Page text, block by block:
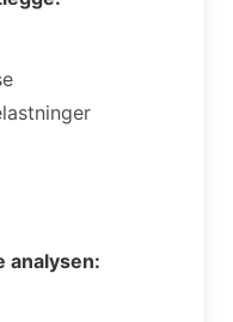
analysen: